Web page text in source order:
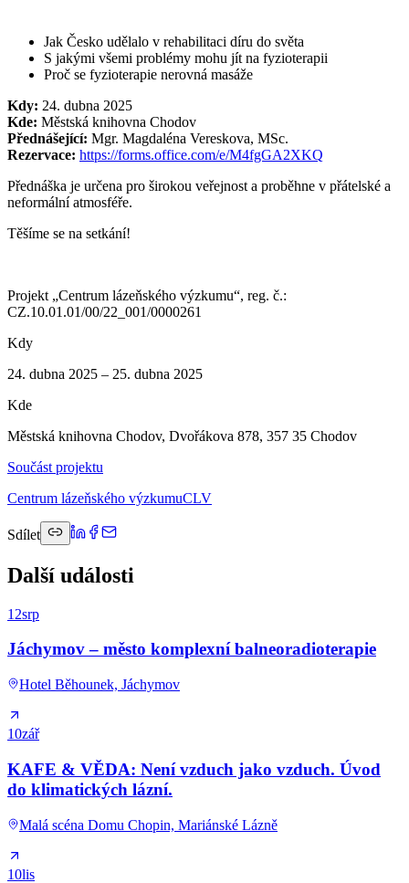
Jak Česko udělalo v rehabilitaci díru do světa
S jakými všemi problémy mohu jít na fyzioterapii
Proč se fyzioterapie nerovná masáže
Kdy: 24. dubna 2025
Kde: Městská knihovna Chodov
Přednášející: Mgr. Magdaléna Vereskova, MSc.
Rezervace: https://forms.office.com/e/M4fgGA2XKQ
Přednáška je určena pro širokou veřejnost a proběhne v přátelské a
neformální atmosféře.
Těšíme se na setkání!
Projekt „Centrum lázeňského výzkumu“, reg. č.:
CZ.10.01.01/00/22_001/0000261
Kdy
24. dubna 2025 – 25. dubna 2025
Kde
Městská knihovna Chodov, Dvořákova 878, 357 35 Chodov
Součást projektu
Centrum lázeňského výzkumuCLV
Sdílet
Další události
12srp
Jáchymov – město komplexní balneoradioterapie
Hotel Běhounek, Jáchymov
10zář
KAFE & VĚDA: Není vzduch jako vzduch. Úvod
do klimatických lázní.
Malá scéna Domu Chopin, Mariánské Lázně
10lis